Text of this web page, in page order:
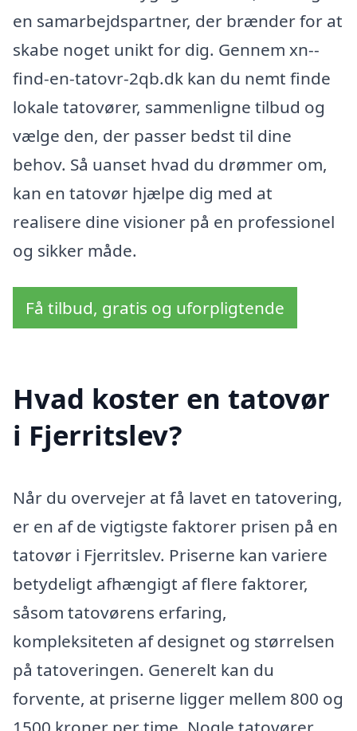
en samarbejdspartner, der brænder for at
skabe noget unikt for dig. Gennem xn--
find-en-tatovr-2qb.dk kan du nemt finde
lokale tatovører, sammenligne tilbud og
vælge den, der passer bedst til dine
behov. Så uanset hvad du drømmer om,
kan en tatovør hjælpe dig med at
realisere dine visioner på en professionel
og sikker måde.
Få tilbud, gratis og uforpligtende
Hvad koster en tatovør
i Fjerritslev?
Når du overvejer at få lavet en tatovering,
er en af de vigtigste faktorer prisen på en
tatovør i Fjerritslev. Priserne kan variere
betydeligt afhængigt af flere faktorer,
såsom tatovørens erfaring,
kompleksiteten af designet og størrelsen
på tatoveringen. Generelt kan du
forvente, at priserne ligger mellem 800 og